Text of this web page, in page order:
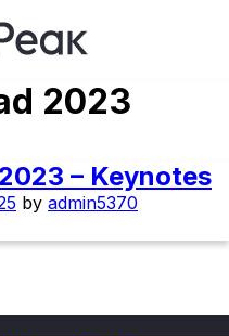
2023
– Keynotes
by admin5370